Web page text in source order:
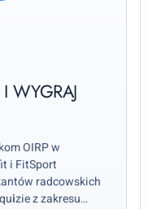
WYGRAJ
OIRP w
i FitSport
radcowskich
izie z zakresu